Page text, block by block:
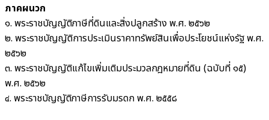
ภาคผนวก
๑. พระราชบัญญัติภาษีที่ดินและสิ่งปลูกสร้าง พ.ศ. ๒๕๖๒
๒. พระราชบัญญัติการประเมินราคาทรัพย์สินเพื่อประโยชน์แห่งรัฐ พ.ศ.
๒๕๖๒
๓. พระราชบัญญัติแก้ไขเพิ่มเติมประมวลกฎหมายที่ดิน (ฉบับที่ ๑๕)
พ.ศ. ๒๕๖๒
๔. พระราชบัญญัติภาษีการรับมรดก พ.ศ. ๒๕๕๘